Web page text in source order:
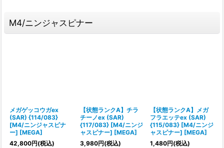
M4/ニンジャスピナー
メガゲッコウガex
(SAR) {114/083}
[M4/ニンジャスピナ
ー] [MEGA]
42,800円(税込)
【状態ランクA】チラ
チーノex (SAR)
{117/083} [M4/ニンジ
ャスピナー] [MEGA]
3,980円(税込)
【状態ランクA】メガ
フラエッテex (SAR)
{115/083} [M4/ニンジ
ャスピナー] [MEGA]
1,480円(税込)